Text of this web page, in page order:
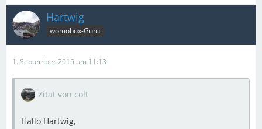
Hartwig
womobox-Guru
1. September 2015 um 11:13
Zitat von colt
Hallo Hartwig,